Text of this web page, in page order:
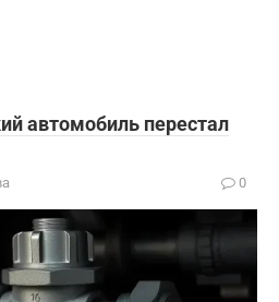
автомобиль перестал
0